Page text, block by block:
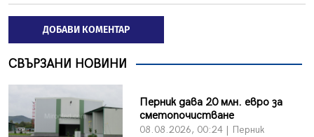
ДОБАВИ КОМЕНТАР
СВЪРЗАНИ НОВИНИ
Перник дава 20 млн. евро за
сметопочистване
08.08.2026, 00:24 | Перник